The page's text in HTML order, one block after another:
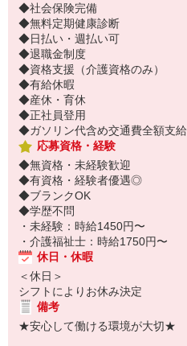
◆社会保険完備
◆無料定期健康診断
◆日払い・週払い可
◆退職金制度
◆資格支援（介護資格のみ）
◆有給休暇
◆産休・育休
◆正社員登用
◆ガソリン代含め交通費全額支給
応募資格・経験
◆無資格・未経験歓迎
◆有資格・経験者優遇◎
◆ブランクOK
◆学歴不問
・未経験：時給1450円〜
・介護福祉士：時給1750円〜
休日・休暇
＜休日＞
シフトによりお休み決定
備考
★安心して働ける環境が大切★